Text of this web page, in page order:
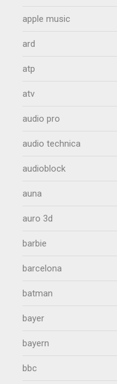
apple music
ard
atp
atv
audio pro
audio technica
audioblock
auna
auro 3d
barbie
barcelona
batman
bayer
bayern
bbc